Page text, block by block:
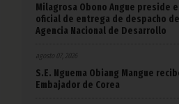
Milagrosa Obono Angue preside
oficial de entrega de despacho
Agencia Nacional de Desarrollo
agosto 07, 2026
S.E. Nguema Obiang Mangue
Embajador de Corea